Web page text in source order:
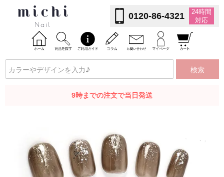
0120-86-4321
24時間
対応
検索
9時までの注文で当日発送